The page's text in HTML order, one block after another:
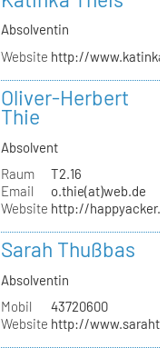
Absolventin
Website http://
Oliver-Herbert
Thie
Absolvent
Raum
T2.16
Email
o.thie(at)web.de
Website http://
Sarah Thußbas
Absolventin
Mobil
43720600
Website http://